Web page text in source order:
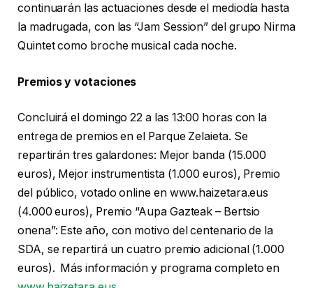
continuarán las actuaciones desde el mediodía hasta
la madrugada, con las “Jam Session” del grupo Nirma
Quintet como broche musical cada noche.
Premios y votaciones
Concluirá el domingo 22 a las 13:00 horas con la
entrega de premios en el Parque Zelaieta. Se
repartirán tres galardones: Mejor banda (15.000
euros), Mejor instrumentista (1.000 euros), Premio
del público, votado online en www.haizetara.eus
(4.000 euros), Premio “Aupa Gazteak – Bertsio
onena”: Este año, con motivo del centenario de la
SDA, se repartirá un cuatro premio adicional (1.000
euros). Más información y programa completo en